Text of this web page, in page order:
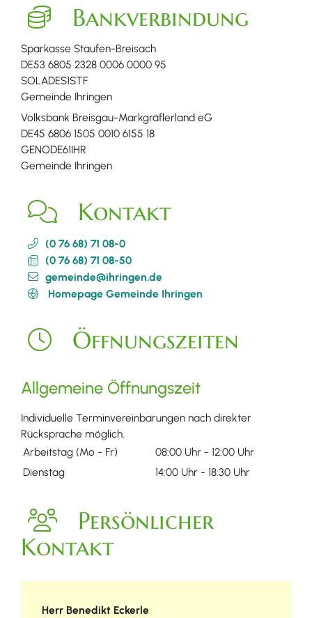
Bankverbindung
Sparkasse Staufen-Breisach
DE53 6805 2328 0006 0000 95
SOLADES1STF
Gemeinde Ihringen
Volksbank Breisgau-Markgräflerland eG
DE45 6806 1505 0010 6155 18
GENODE61IHR
Gemeinde Ihringen
Kontakt
(0 76 68) 71 08-0
(0 76 68) 71 08-50
gemeinde@ihringen.de
Homepage Gemeinde Ihringen
Öffnungszeiten
Allgemeine Öffnungszeit
Individuelle Terminvereinbarungen nach direkter
Rücksprache möglich.
Arbeitstag (Mo - Fr)
08:00 Uhr - 12:00 Uhr
Dienstag
14:00 Uhr - 18:30 Uhr
Persönlicher
Kontakt
Herr Benedikt Eckerle